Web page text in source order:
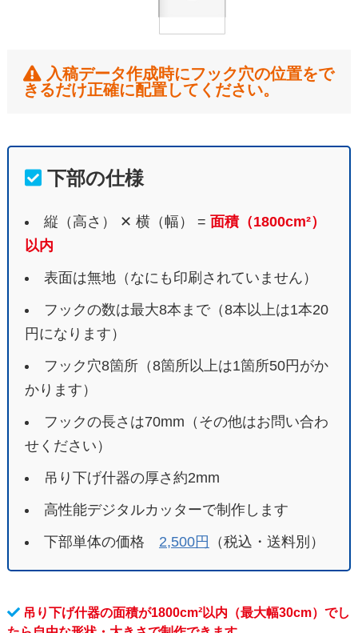
入稿データ作成時にフック穴の位置をで
きるだけ正確に配置してください。
下部の仕様
縦（高さ） ✕ 横（幅） = 面積（1800cm²）
以内
表面は無地（なにも印刷されていません）
フックの数は最大8本まで（8本以上は1本20
円になります）
フック穴8箇所（8箇所以上は1箇所50円がか
かります）
フックの長さは70mm（その他はお問い合わ
せください）
吊り下げ什器の厚さ約2mm
高性能デジタルカッターで制作します
下部単体の価格 2,500円 （税込・送料別）
吊り下げ什器の面積が1800cm²以内（最大幅30cm）でし